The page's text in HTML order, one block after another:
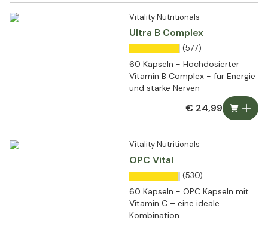
Vitality Nutritionals
Ultra B Complex
(577)
60 Kapseln - Hochdosierter
Vitamin B Complex - für Energie
und starke Nerven
€ 24,99
Vitality Nutritionals
OPC Vital
(530)
60 Kapseln - OPC Kapseln mit
Vitamin C – eine ideale
Kombination